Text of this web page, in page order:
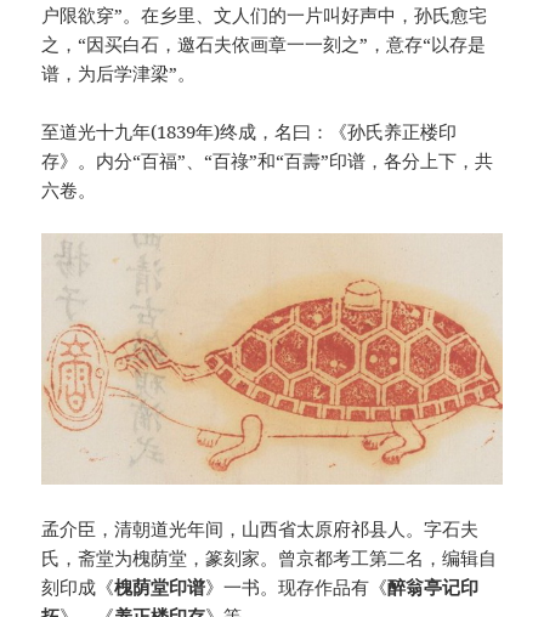
户限欲穿”。在乡里、文人们的一片叫好声中，孙氏愈宅
之，“因买白石，邀石夫依画章一一刻之”，意存“以存是
谱，为后学津梁”。
至道光十九年(1839年)终成，名曰：《孙氏养正楼印
存》。内分“百福”、“百祿”和“百壽”印谱，各分上下，共
六卷。
孟介臣，清朝道光年间，山西省太原府祁县人。字石夫
氏，斋堂为槐荫堂，篆刻家。曾京都考工第二名，编辑自
刻印成《槐荫堂印谱》一书。现存作品有《醉翁亭记印